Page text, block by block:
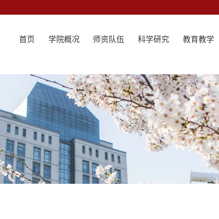
首页 学院概况 师资队伍 科学研究 教育教学